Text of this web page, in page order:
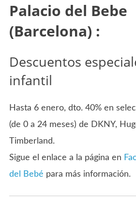
Palacio del Bebe
(Barcelona) :
Descuentos
infantil
Hasta 6 enero, dto. 40% en
(de 0 a 24 meses) de DKNY,
Timberland.
Sigue el enlace a la página en
del Bebé para más información.